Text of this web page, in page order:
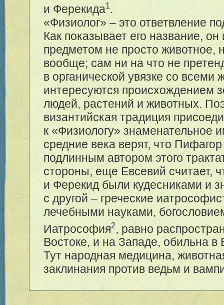
и Ферекида1.
«Физиолог» – это ответвление
Как показывает его название,
предметом не просто животное,
вообще; сам ни на что не
в органической увязке со всеми
интересуются происхождением
людей, растений и животных.
византийская традиция
к «Физиологу» знаменательное
средние века верят, что Пифагор
подлинным автором этого
стороны, еще Евсевий считает,
и Ферекид были кудесниками и
с другой – греческие
лечебными науками,
Иатрософия2, равно
Востоке, и на Западе, обильна в
Тут народная медицина,
заклинания против ведьм и